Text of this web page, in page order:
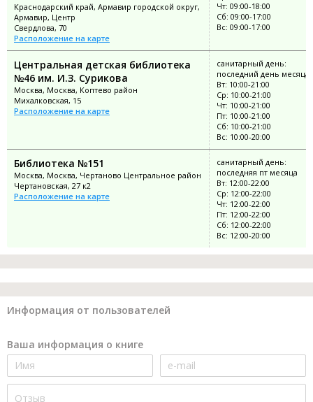
Краснодарский край, Армавир городской округ,
Армавир, Центр
Свердлова, 70
Расположение на карте
Чт: 09:00-18:00
Сб: 09:00-17:00
Вс: 09:00-17:00
Центральная детская библиотека
№46 им. И.З. Сурикова
Москва, Москва, Коптево район
Михалковская, 15
Расположение на карте
санитарный день:
последний день месяца
Вт: 10:00-21:00
Ср: 10:00-21:00
Чт: 10:00-21:00
Пт: 10:00-21:00
Сб: 10:00-21:00
Вс: 10:00-20:00
Библиотека №151
Москва, Москва, Чертаново Центральное район
Чертановская, 27 к2
Расположение на карте
санитарный день:
последняя пт месяца
Вт: 12:00-22:00
Ср: 12:00-22:00
Чт: 12:00-22:00
Пт: 12:00-22:00
Сб: 12:00-22:00
Вс: 12:00-20:00
Информация от пользователей
Ваша информация о книге